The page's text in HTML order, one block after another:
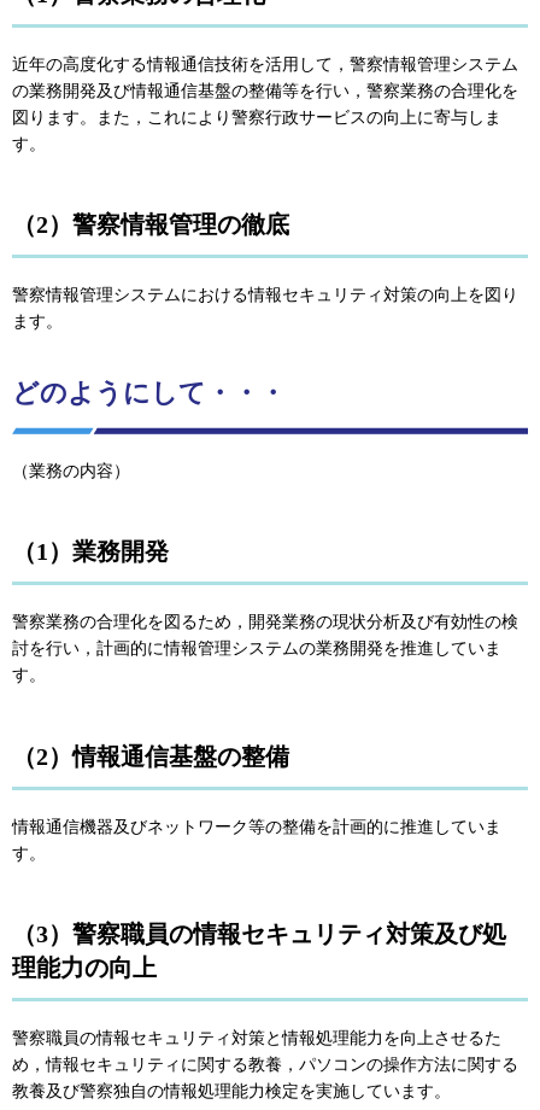
近年の高度化する情報通信技術を活用して，警察情報管理システム
の業務開発及び情報通信基盤の整備等を行い，警察業務の合理化を
図ります。また，これにより警察行政サービスの向上に寄与しま
す。
（2）警察情報管理の徹底
警察情報管理システムにおける情報セキュリティ対策の向上を図り
ます。
どのようにして・・・
（業務の内容）
（1）業務開発
警察業務の合理化を図るため，開発業務の現状分析及び有効性の検
討を行い，計画的に情報管理システムの業務開発を推進していま
す。
（2）情報通信基盤の整備
情報通信機器及びネットワーク等の整備を計画的に推進していま
す。
（3）警察職員の情報セキュリティ対策及び処
理能力の向上
警察職員の情報セキュリティ対策と情報処理能力を向上させるた
め，情報セキュリティに関する教養，パソコンの操作方法に関する
教養及び警察独自の情報処理能力検定を実施しています。